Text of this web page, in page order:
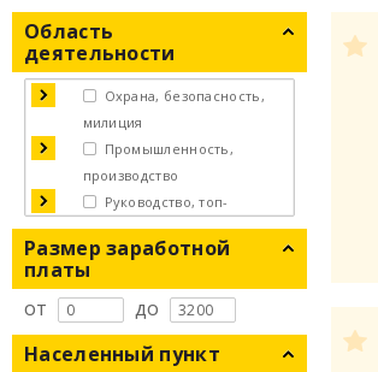
Область
деятельности
Охрана, безопасность,
милиция
Промышленность,
производство
Руководство, топ-
менеджмент
Склад, логистика,
таможня
Размер заработной
платы
от
до
Населенный пункт